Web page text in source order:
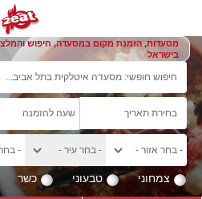
מסעדות, הזמנת מקום במסעדה, חיפוש
בישראל
צמחוני טבעוני כשר